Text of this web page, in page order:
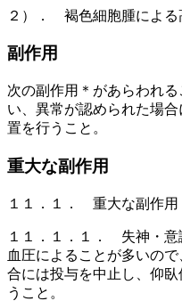
２）． 褐色細胞腫による
副作用
次の副作用＊があらわれ
い、異常が認められた場
置を行うこと。
重大な副作用
１１．１． 重大な副作用
１１．１．１． 失神・意
血圧によることが多いの
合には投与を中止し、仰
うこと。